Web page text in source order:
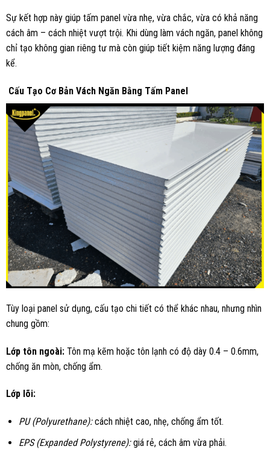
Sự kết hợp này giúp tấm panel vừa nhẹ, vừa chắc, vừa có khả năng
cách âm – cách nhiệt vượt trội. Khi dùng làm vách ngăn, panel không
chỉ tạo không gian riêng tư mà còn giúp tiết kiệm năng lượng đáng
kể.
Cấu Tạo Cơ Bản Vách Ngăn Bằng Tấm Panel
Tùy loại panel sử dụng, cấu tạo chi tiết có thể khác nhau, nhưng nhìn
chung gồm:
Lớp tôn ngoài: Tôn mạ kẽm hoặc tôn lạnh có độ dày 0.4 – 0.6mm,
chống ăn mòn, chống ẩm.
Lớp lõi:
PU (Polyurethane):cách nhiệt cao, nhẹ, chống ẩm tốt.
EPS (Expanded Polystyrene):giá rẻ, cách âm vừa phải.